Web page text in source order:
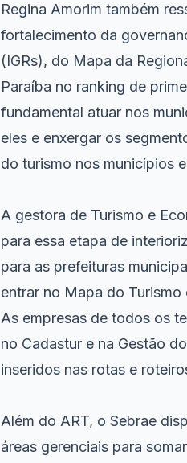
Regina Amorim também
fortalecimento da
(IGRs), do Mapa da
Paraíba no ranking de
fundamental atuar nos
eles e enxergar os
do turismo nos municípios
A gestora de Turismo e
para essa etapa de
para as prefeituras
entrar no Mapa do
As empresas de todos os
no Cadastur e na Gestão
inseridos nas rotas e
Além do ART, o Sebrae
áreas gerenciais para